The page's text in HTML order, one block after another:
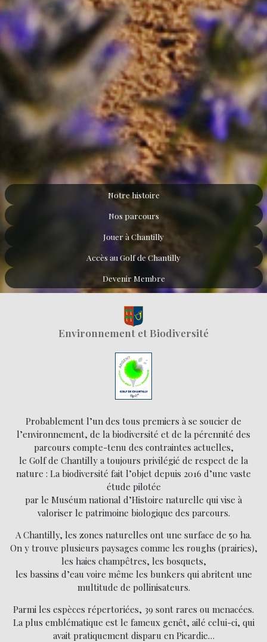
Notre histoire
Nos parcours
Jouer à Chantilly
Accès au Golf de Chantilly
Devenir Membre
Environnement et Biodiversité
Probablement l’un des tous premiers à se soucier de
l’environnement, de la biodiversité et de la pérennité des
parcours compte-tenu des contraintes actuelles,
le Golf de Chantilly a toujours privilégié de respect de la
nature : La biodiversité fait l’objet depuis 2016 d’une vaste
étude pilotée
par le Muséum national d’Histoire naturelle qui vise à
valoriser le patrimoine biologique des parcours.
A Chantilly, les zones naturelles ont une surface de 50 ha.
On y trouve plusieurs paysages comme les roughs (prairies),
les haies champêtres, les bosquets,
les bassins d’eau voire même les bunkers qui abritent une
multitude de pollinisateurs.
Parmi les espèces répertoriées, 39 sont rares ou menacées.
La plus emblématique est le fameux genêt, ailé celui-ci, qui
avait pratiquement disparu en Picardie…